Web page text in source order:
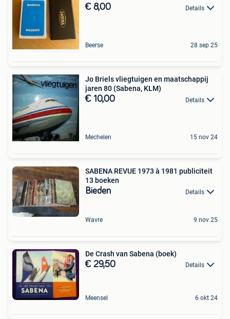
€ 8,00 Details
Beerse 28 sep 25
Jo Briels vliegtuigen en maatschappij
jaren 80 (Sabena, KLM)
€ 10,00 Details
Mechelen 15 nov 24
SABENA REVUE 1973 à 1981 publiciteit
13 boeken
Bieden Details
Wavre 9 nov 25
De Crash van Sabena (boek)
€ 29,50 Details
Meensel 6 okt 24